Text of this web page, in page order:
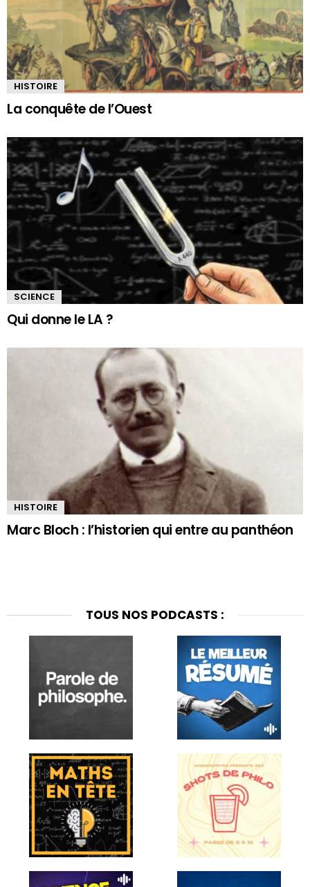
HISTOIRE
La conquête de l’Ouest
SCIENCE
Qui donne le LA ?
HISTOIRE
Marc Bloch : l’historien qui entre au panthéon
TOUS NOS PODCASTS :